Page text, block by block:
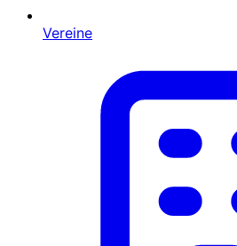
Vereine